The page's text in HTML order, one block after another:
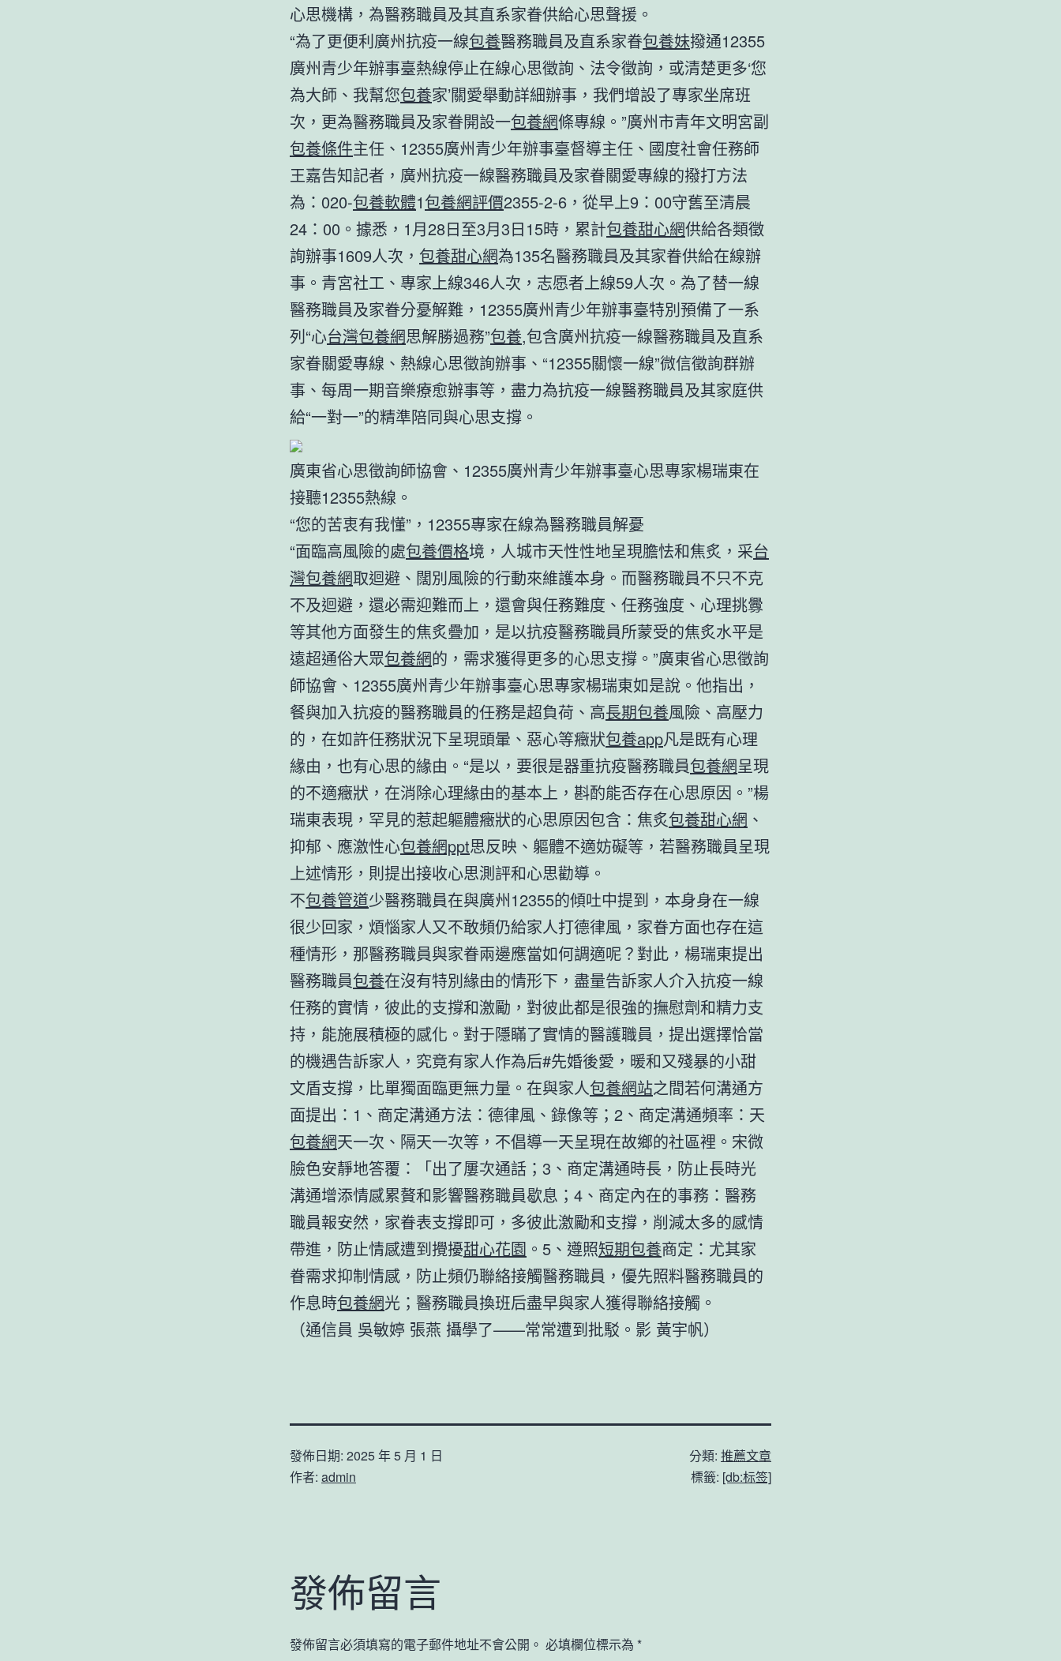
心思機構，為醫務職員及其直系家眷供給心思聲援。
“為了更便利廣州抗疫一線包養醫務職員及直系家眷包養妹撥通12355
廣州青少年辦事臺熱線停止在線心思徵詢、法令徵詢，或清楚更多‘您
為大師、我幫您包養家’關愛舉動詳細辦事，我們增設了專家坐席班
次，更為醫務職員及家眷開設一包養網條專線。”廣州市青年文明宮副
包養條件主任、12355廣州青少年辦事臺督導主任、國度社會任務師
王嘉告知記者，廣州抗疫一線醫務職員及家眷關愛專線的撥打方法
為：020-包養軟體1包養網評價2355-2-6，從早上9：00守舊至清晨
24：00。據悉，1月28日至3月3日15時，累計包養甜心網供給各類徵
詢辦事1609人次， 包養甜心網為135名醫務職員及其家眷供給在線辦
事。青宮社工、專家上線346人次，志愿者上線59人次。為了替一線
醫務職員及家眷分憂解難，12355廣州青少年辦事臺特別預備了一系
列“心台灣包養網思解勝過務”包養,包含廣州抗疫一線醫務職員及直系
家眷關愛專線、熱線心思徵詢辦事、“12355關懷一線”微信徵詢群辦
事、每周一期音樂療愈辦事等，盡力為抗疫一線醫務職員及其家庭供
給“一對一”的精準陪同與心思支撐。
廣東省心思徵詢師協會、12355廣州青少年辦事臺心思專家楊瑞東在
接聽12355熱線。
“您的苦衷有我懂”，12355專家在線為醫務職員解憂
“面臨高風險的處包養價格境，人城市天性性地呈現膽怯和焦炙，采台
灣包養網取迴避、闊別風險的行動來維護本身。而醫務職員不只不克
不及迴避，還必需迎難而上，還會與任務難度、任務強度、心理挑釁
等其他方面發生的焦炙疊加，是以抗疫醫務職員所蒙受的焦炙水平是
遠超通俗大眾包養網的，需求獲得更多的心思支撐。”廣東省心思徵詢
師協會、12355廣州青少年辦事臺心思專家楊瑞東如是說。他指出，
餐與加入抗疫的醫務職員的任務是超負荷、高長期包養風險、高壓力
的，在如許任務狀況下呈現頭暈、惡心等癥狀包養app凡是既有心理
緣由，也有心思的緣由。“是以，要很是器重抗疫醫務職員包養網呈現
的不適癥狀，在消除心理緣由的基本上，斟酌能否存在心思原因。”楊
瑞東表現，罕見的惹起軀體癥狀的心思原因包含：焦炙包養甜心網 、
抑郁、應激性心包養網ppt思反映、軀體不適妨礙等，若醫務職員呈現
上述情形，則提出接收心思測評和心思勸導。
不包養管道少醫務職員在與廣州12355的傾吐中提到，本身身在一線
很少回家，煩惱家人又不敢頻仍給家人打德律風，家眷方面也存在這
種情形，那醫務職員與家眷兩邊應當如何調適呢？對此，楊瑞東提出
醫務職員包養在沒有特別緣由的情形下，盡量告訴家人介入抗疫一線
任務的實情，彼此的支撐和激勵，對彼此都是很強的撫慰劑和精力支
持，能施展積極的感化。對于隱瞞了實情的醫護職員，提出選擇恰當
的機遇告訴家人，究竟有家人作為后#先婚後愛，暖和又殘暴的小甜
文盾支撐，比單獨面臨更無力量。在與家人包養網站之間若何溝通方
面提出：1、商定溝通方法：德律風、錄像等；2、商定溝通頻率：天
包養網天一次、隔天一次等，不倡導一天呈現在故鄉的社區裡。宋微
臉色安靜地答覆：「出了屢次通話；3、商定溝通時長，防止長時光
溝通增添情感累贅和影響醫務職員歇息；4、商定內在的事務：醫務
職員報安然，家眷表支撐即可，多彼此激勵和支撐，削減太多的感情
帶進，防止情感遭到攪擾甜心花園 。5、遵照短期包養商定：尤其家
眷需求抑制情感，防止頻仍聯絡接觸醫務職員，優先照料醫務職員的
作息時包養網光；醫務職員換班后盡早與家人獲得聯絡接觸。
（通信員 吳敏婷 張燕 攝學了——常常遭到批駁。影 黃宇帆）
發佈日期: 2025 年 5 月 1 日
作者: admin
分類: 推薦文章
標籤: [db:标签]
發佈留言
發佈留言必須填寫的電子郵件地址不會公開。 必填欄位標示為 *